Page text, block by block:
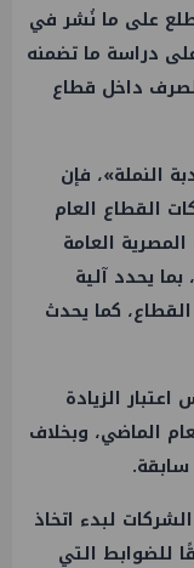
على ما نُشر في
دراسة ما تضمنه
داخل قطاع
النملة»، فإن
القطاع العام
العامة
بما يحدد آلية
كما يحدث
الزيادة
الماضي، وبخلاف
سابقة.
لبدء اتخاذ
للضوابط التي